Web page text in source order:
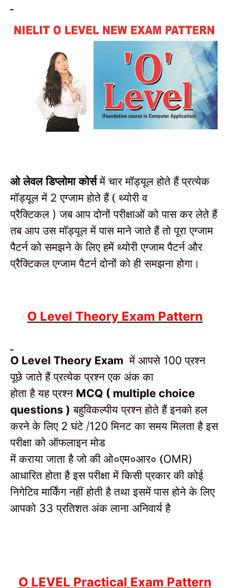
ओ लेवल डिप्लोमा कोर्समें चार मॉड्यूल होते हैं प्रत्येक
मॉड्यूल में 2एग्जाम होते हैं ( थ्योरी व
प्रैक्टिकल )जब आप दोनों परीक्षाओं को पास कर लेते हैं
तब आप उस मॉड्यूल में पास माने जाते हैं तो पूरा एग्जाम
पैटर्न को समझने के लिए हमें थ्योरी एग्जाम पैटर्न और
प्रैक्टिकल एग्जाम पैटर्न दोनों को ही समझना होगा।
O Level Theory Exam Pattern
O Level Theory Exam में आपसे 100प्रश्न
पूछे जाते हैं प्रत्येक प्रश्न एक अंक का
होता है यह प्रश्न MCQ ( multiple choice
questions ) बहुविकल्पीय प्रश्न होते हैं इनको हल
करने के लिए 2घंटे /120मिनट का समय मिलता है इस
परीक्षा को ऑफलाइन मोड
में कराया जाता है जो की ओ०एम०आर० (OMR)
आधारित होता है इस परीक्षा में किसी प्रकार की कोई
निगेटिव मार्किंग नहीं होती है तथा इसमें पास होने के लिए
आपको 33प्रतिशत अंक लाना अनिवार्य है
O LEVEL Practical Exam Pattern